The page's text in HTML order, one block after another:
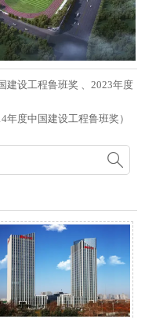
建设工程鲁班奖 、2023年度
度中国建设工程鲁班奖）
